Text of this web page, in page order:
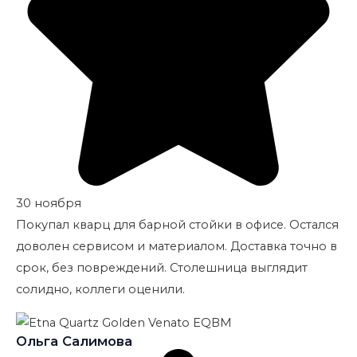
30 ноября
Покупал кварц для барной стойки в офисе. Остался
доволен сервисом и материалом. Доставка точно в
срок, без повреждений. Столешница выглядит
солидно, коллеги оценили.
Ольга Салимова